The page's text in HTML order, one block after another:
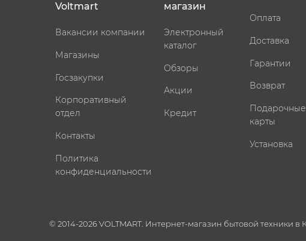
Voltmart
Вакансии компании
Магазины
Госзакупки
Корпоративный
отдел
Контакты
Политика
конфиденциальности
магазин
Электронный
каталог
Обзоры
Акции
Кредит
Оплата
Доставка
Гарантии
Возврат
Подарочные
карты
Установка
© 2014-2026 VOLTMART. Интернет-магазин бытовой техники в